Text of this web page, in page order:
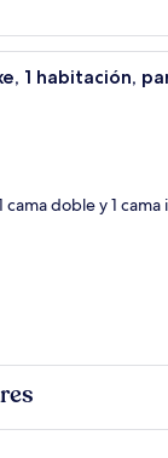
Una cama
1 habitación,
cama doble y 1